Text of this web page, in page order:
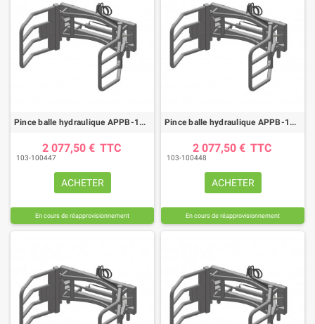
Pince balle hydraulique APPB-180 CT attelage JD
2 077,50 € TTC
103-100447
ACHETER
En cours de réapprovisionnement
Pince balle hydraulique APPB-180 CT attelage NH
2 077,50 € TTC
103-100448
ACHETER
En cours de réapprovisionnement